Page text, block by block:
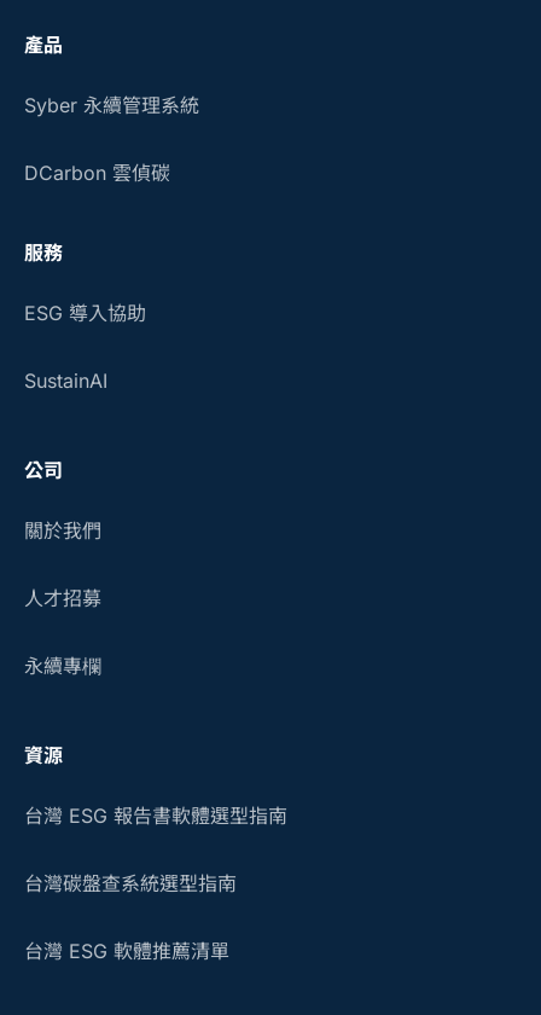
產品
Syber 永續管理系統
DCarbon 雲偵碳
服務
ESG 導入協助
SustainAI
公司
關於我們
人才招募
永續專欄
資源
台灣 ESG 報告書軟體選型指南
台灣碳盤查系統選型指南
台灣 ESG 軟體推薦清單